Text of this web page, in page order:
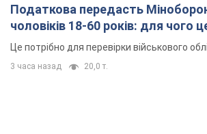
Податкова передасть
чоловіків 18-60 років: для чого
Це потрібно для перевірки військового
3 часа назад 20,0 т.